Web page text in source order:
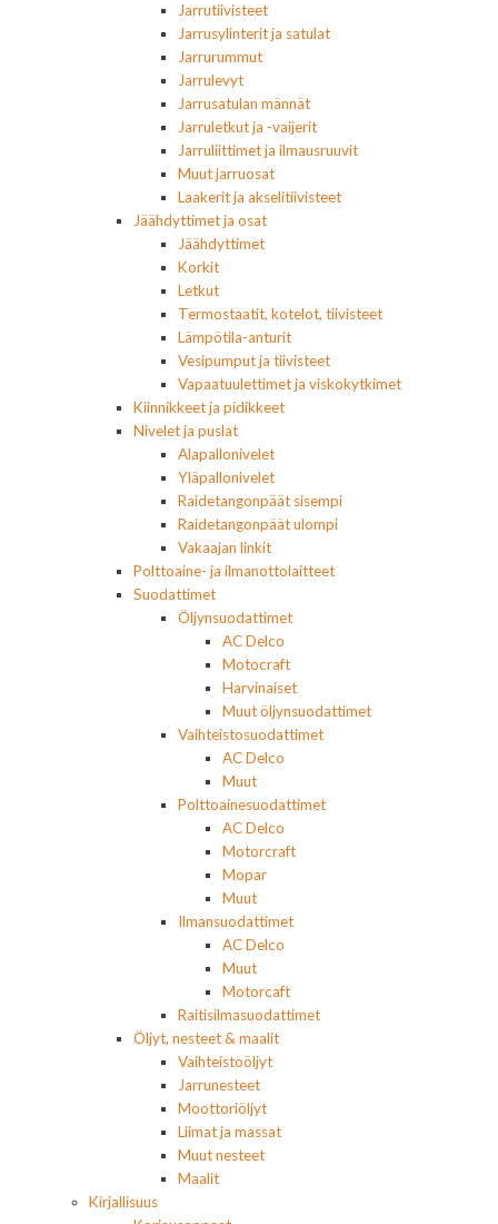
Jarrutiivisteet
Jarrusylinterit ja satulat
Jarrurummut
Jarrulevyt
Jarrusatulan männät
Jarruletkut ja -vaijerit
Jarruliittimet ja ilmausruuvit
Muut jarruosat
Laakerit ja akselitiivisteet
Jäähdyttimet ja osat
Jäähdyttimet
Korkit
Letkut
Termostaatit, kotelot, tiivisteet
Lämpötila-anturit
Vesipumput ja tiivisteet
Vapaatuulettimet ja viskokytkimet
Kiinnikkeet ja pidikkeet
Nivelet ja puslat
Alapallonivelet
Yläpallonivelet
Raidetangonpäät sisempi
Raidetangonpäät ulompi
Vakaajan linkit
Polttoaine- ja ilmanottolaitteet
Suodattimet
Öljynsuodattimet
AC Delco
Motocraft
Harvinaiset
Muut öljynsuodattimet
Vaihteistosuodattimet
AC Delco
Muut
Polttoainesuodattimet
AC Delco
Motorcraft
Mopar
Muut
Ilmansuodattimet
AC Delco
Muut
Motorcaft
Raitisilmasuodattimet
Öljyt, nesteet & maalit
Vaihteistoöljyt
Jarrunesteet
Moottoriöljyt
Liimat ja massat
Muut nesteet
Maalit
Kirjallisuus